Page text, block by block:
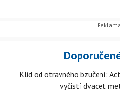
Klid od otravného bzučení:
vyčistí dvacet